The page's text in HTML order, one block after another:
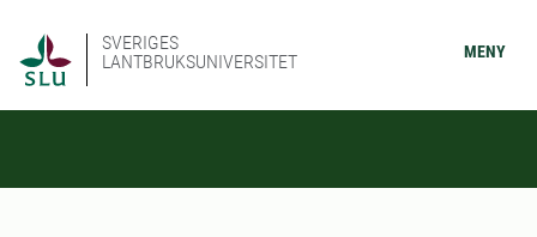
SVERIGES
LANTBRUKSUNIVERSITET
MENY